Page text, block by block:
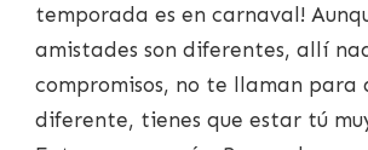
temporada es en carnaval!
amistades son diferentes, allí
compromisos, no te llaman para
diferente, tienes que estar tú